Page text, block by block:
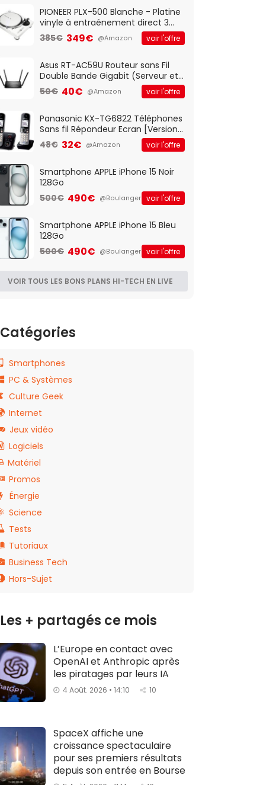
QWERTY UK - Noir
PIONEER PLX-500 Blanche - Platine
vinyle à entraénement direct 3
vitesses (33-45-78 trs/min) avec
pre-ampli intégré et port USB
385€ 349€ @Amazon voir l'offre
Asus RT-AC59U Routeur sans Fil
Double Bande Gigabit (Serveur et
Client VPN, Triple Vlan, Mode Point
d'accès et Bridge, contrôle
50€ 40€ @Amazon voir l'offre
Panasonic KX-TG6822 Téléphones
Sans fil Répondeur Ecran [Version
Française]
48€ 32€ @Amazon voir l'offre
Smartphone APPLE iPhone 15 Noir
128Go
500€ 490€ @Boulanger voir l'offre
Smartphone APPLE iPhone 15 Bleu
128Go
500€ 490€ @Boulanger voir l'offre
VOIR TOUS LES BONS PLANS HI-TECH EN LIVE
Catégories
Smartphones
PC & Systèmes
Culture Geek
Internet
Jeux vidéo
Logiciels
Matériel
Promos
Énergie
Science
Tests
Tutoriaux
Business Tech
Hors-Sujet
Les + partagés ce mois
L’Europe en contact avec
OpenAI et Anthropic après
les piratages par leurs IA
4 Août. 2026 • 14:10 10
SpaceX affiche une
croissance spectaculaire
pour ses premiers résultats
depuis son entrée en Bourse